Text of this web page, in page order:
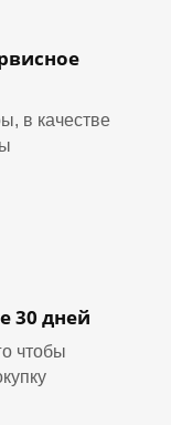
в качестве
30 дней
чтобы